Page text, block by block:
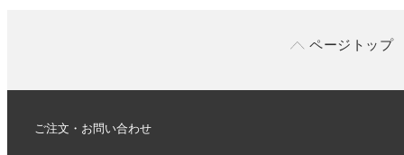
ページトップ
ご注文・お問い合わせ